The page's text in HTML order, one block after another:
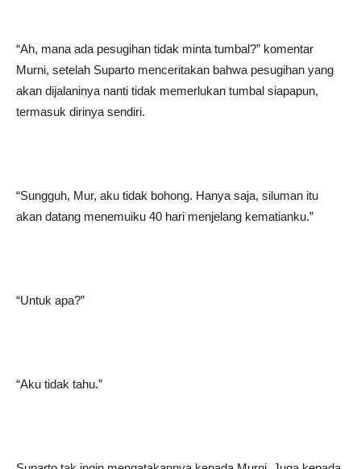
“Ah, mana ada pesugihan tidak minta tumbal?” komentar
Murni, setelah Suparto menceritakan bahwa pesugihan yang
akan dijalaninya nanti tidak memerlukan tumbal siapapun,
termasuk dirinya sendiri.
“Sungguh, Mur, aku tidak bohong. Hanya saja, siluman itu
akan datang menemuiku 40 hari menjelang kematianku.”
“Untuk apa?”
“Aku tidak tahu.”